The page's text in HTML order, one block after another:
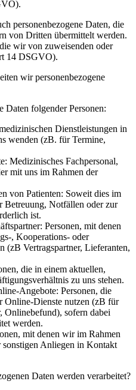
personenbezogene Daten, die
von Dritten übermittelt werden.
wir von zuweisenden oder
14 DSGVO).
wir personenbezogene
Daten folgender Personen:
Dienstleistungen in
wenden (zB. für Termine,
Medizinisches Fachpersonal,
mit uns im Rahmen der
von Patienten: Soweit dies im
Betreuung, Notfällen oder zur
ist.
Personen, mit denen
, Kooperations- oder
(zB Vertragspartner, Lieferanten,
die in einem aktuellen,
zu uns stehen.
Angebote: Personen, die
Online-Dienste nutzen (zB für
sofern dabei
werden.
mit denen wir im Rahmen
Anliegen in Kontakt
Daten werden verarbeitet?